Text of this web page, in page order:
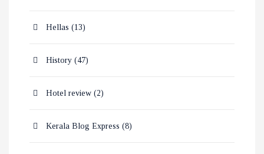
Hellas (13)
History (47)
Hotel review (2)
Kerala Blog Express (8)